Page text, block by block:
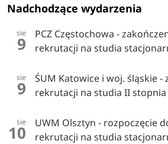
Nadchodzące wydarzenia
sie
9
PCZ Częstochowa -
rekrutacji na studia
sie
9
ŚUM Katowice i woj. śląskie -
rekrutacji na studia II stopnia
sie
10
UWM Olsztyn - rozpoczęcie
rekrutacji na studia